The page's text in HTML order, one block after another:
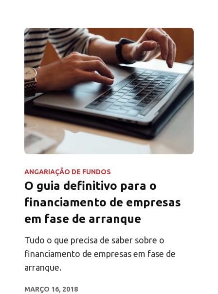
ANGARIAÇÃO DE FUNDOS
O guia definitivo para o
financiamento de empresas
em fase de arranque
Tudo o que precisa de saber sobre o
financiamento de empresas em fase de
arranque.
MARÇO 16, 2018